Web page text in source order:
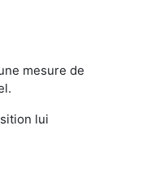
mesure de
lui